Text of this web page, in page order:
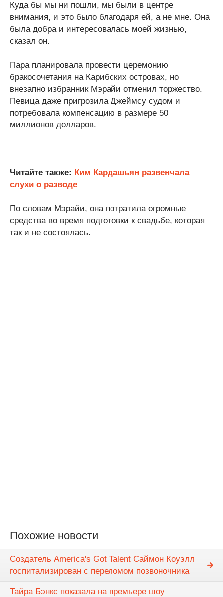
Куда бы мы ни пошли, мы были в центре
внимания, и это было благодаря ей, а не мне. Она
была добра и интересовалась моей жизнью,
сказал он.
Пара планировала провести церемонию
бракосочетания на Карибских островах, но
внезапно избранник Мэрайи отменил торжество.
Певица даже пригрозила Джеймсу судом и
потребовала компенсацию в размере 50
миллионов долларов.
Читайте также: Ким Кардашьян развенчала
слухи о разводе
По словам Мэрайи, она потратила огромные
средства во время подготовки к свадьбе, которая
так и не состоялась.
Похожие новости
Создатель America's Got Talent Саймон Коуэлл
госпитализирован с переломом позвоночника
Тайра Бэнкс показала на премьере шоу